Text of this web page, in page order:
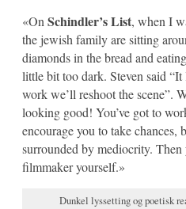
«OnSchindler’s List, when I
the jewish family are sitting
diamonds in the bread and
little bit too dark. Steven said
work we’ll reshoot the scene”.
looking good! You’ve got to
encourage you to take chances,
surrounded by mediocrity. Then
filmmaker yourself.»
Dunkel lyssetting og poetisk